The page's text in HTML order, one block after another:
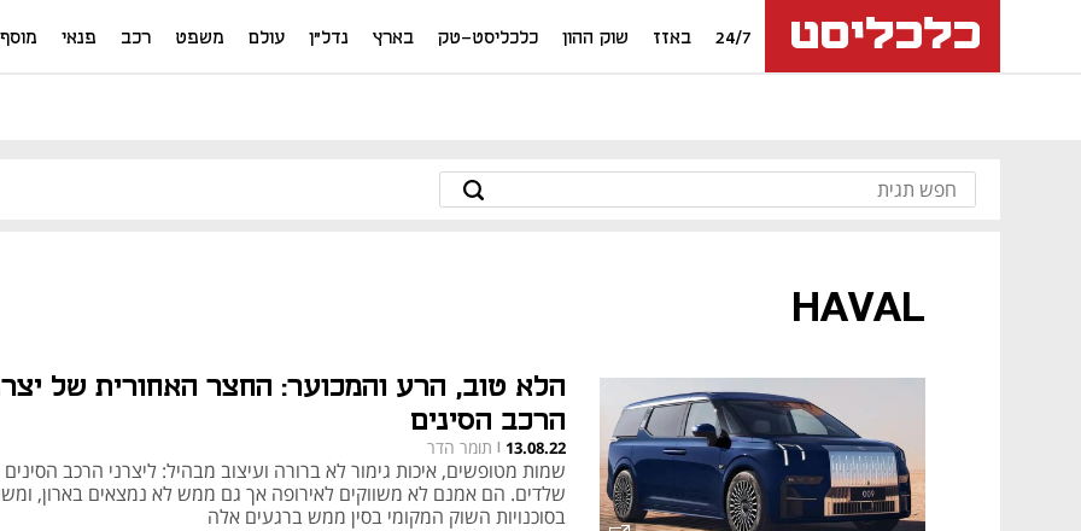
24/7 באזז שוק ההון כלכליסט-טק בארץ נדל"ן עולם משפט רכב פנאי מוסף
HAVAL
הלא טוב, הרע והמכוער: החצר האחורית של
הרכב הסינים
13.08.22
| תומר הדר
שמות מטופשים, איכות גימור לא ברורה ועיצוב מבהיל: ליצרני הרכב
שלדים. הם אמנם לא משווקים לאירופה אך גם ממש לא נמצאים בארון,
בסוכנויות השוק המקומי בסין ממש ברגעים אלה